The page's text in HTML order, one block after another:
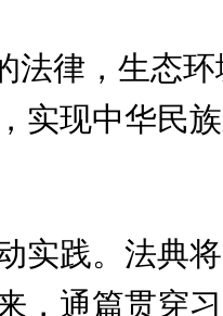
律，生态
实现中华民
实践。法典
通篇贯穿